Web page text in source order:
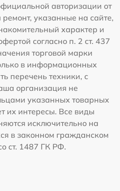
авторизации от
указанные на сайте,
характер и
согласно п. 2 ст. 437
торговой марки
в информационных
перечень техники, с
организация не
указанных товарных
их интересы. Все виды
исключительно на
в законном гражданском
ст. 1487 ГК РФ.